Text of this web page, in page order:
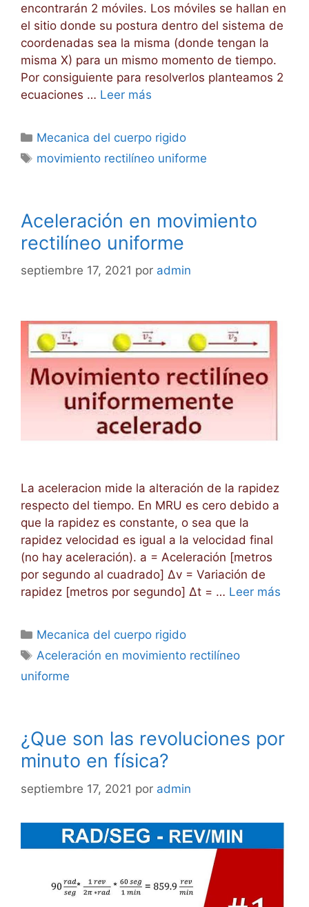
encontrarán 2 móviles. Los móviles se hallan en
el sitio donde su postura dentro del sistema de
coordenadas sea la misma (donde tengan la
misma X) para un mismo momento de tiempo.
Por consiguiente para resolverlos planteamos 2
ecuaciones … Leer más
Categorías
Mecanica del cuerpo rigido
Etiquetas
movimiento rectilíneo uniforme
Aceleración en movimiento
rectilíneo uniforme
septiembre 17, 2021 por admin
La aceleracion mide la alteración de la rapidez
respecto del tiempo. En MRU es cero debido a
que la rapidez es constante, o sea que la
rapidez velocidad es igual a la velocidad final
(no hay aceleración). a = Aceleración [metros
por segundo al cuadrado] Δv = Variación de
rapidez [metros por segundo] Δt = … Leer más
Categorías
Mecanica del cuerpo rigido
Etiquetas
Aceleración en movimiento rectilíneo
uniforme
¿Que son las revoluciones por
minuto en física?
septiembre 17, 2021 por admin